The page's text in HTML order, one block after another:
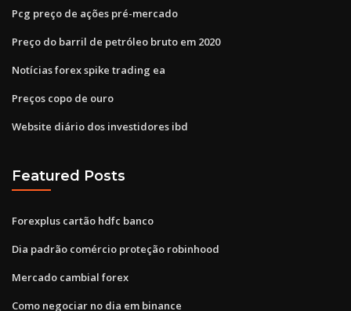
Pcg preço de ações pré-mercado
Preço do barril de petróleo bruto em 2020
Notícias forex spike trading ea
Preços copo de ouro
Website diário dos investidores ibd
Featured Posts
Forexplus cartão hdfc banco
Dia padrão comércio proteção robinhood
Mercado cambial forex
Como negociar no dia em binance